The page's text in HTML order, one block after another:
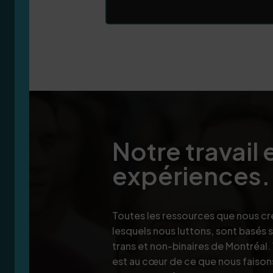
Notre travail
expériences.
Toutes les ressources que nous
lesquels nous luttons, sont basés
trans et non-binaires de
est au cœur de ce que nous